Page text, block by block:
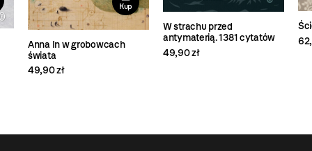
Kup
Anna In w grobowcach
świata
49,90 zł
W strachu przed
antymaterią. 1381 cytatów
49,90 zł